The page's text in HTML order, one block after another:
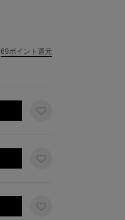
69ポイント還元